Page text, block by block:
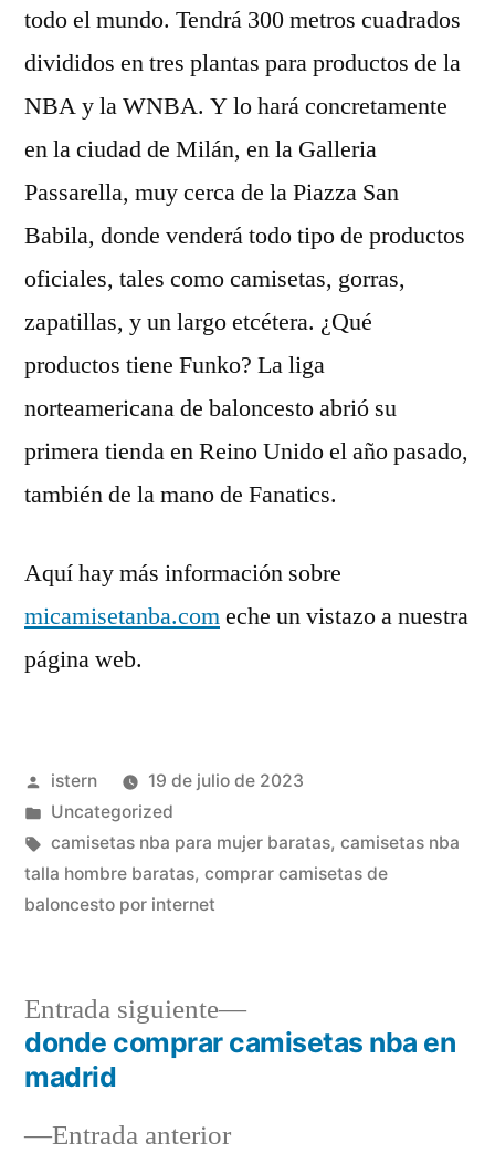
todo el mundo. Tendrá 300 metros cuadrados
divididos en tres plantas para productos de la
NBA y la WNBA. Y lo hará concretamente
en la ciudad de Milán, en la Galleria
Passarella, muy cerca de la Piazza San
Babila, donde venderá todo tipo de productos
oficiales, tales como camisetas, gorras,
zapatillas, y un largo etcétera. ¿Qué
productos tiene Funko? La liga
norteamericana de baloncesto abrió su
primera tienda en Reino Unido el año pasado,
también de la mano de Fanatics.
Aquí hay más información sobre
micamisetanba.comeche un vistazo a nuestra
página web.
Publicado
por
istern
19 de julio de 2023
Publicado
en
Uncategorized
Etiquetas:
camisetas nba para mujer baratas, camisetas nba
talla hombre baratas, comprar camisetas de
baloncesto por internet
Navegación
Entrada anteriorEntrada
Entrada siguiente
Entrada
siguiente:
donde comprar camisetas nba en
madrid